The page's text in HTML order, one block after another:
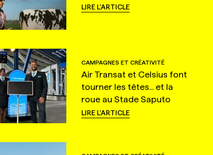
LIRE L'ARTICLE
CAMPAGNES ET CRÉATIVITÉ
Air Transat et Celsius font
tourner les têtes... et la
roue au Stade Saputo
LIRE L'ARTICLE